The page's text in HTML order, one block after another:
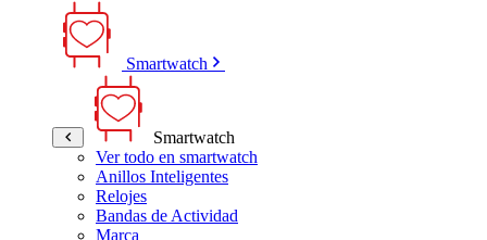
Smartwatch
Smartwatch
Ver todo en smartwatch
Anillos Inteligentes
Relojes
Bandas de Actividad
Marca